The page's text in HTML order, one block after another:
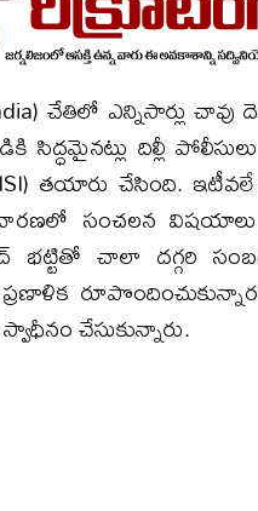
చేతిలో ఎన్నిసార్లు చావు
సిద్ధమైనట్లు దిల్లీ
తయారు చేసింది. ఇటీవలే
సంచలన విషయాలు
చాలా దగ్గరి
చేసుకున్నారు.